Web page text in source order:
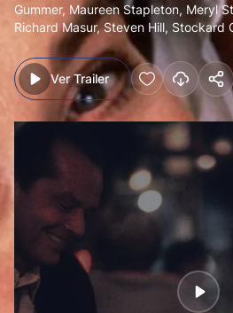
Gummer, Maureen Stapleton, Meryl
Richard Masur,Steven Hill, Stockard
Ver Trailer